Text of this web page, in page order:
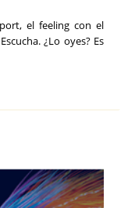
el feeling con el
¿Lo oyes? Es